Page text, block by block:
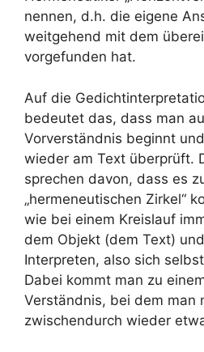
nennen, d.h. die eigene
weitgehend mit dem
vorgefunden hat.
Auf die
bedeutet das, dass man
Vorverständnis beginnt
wieder am Text überprüft.
sprechen davon, dass es
„hermeneutischen Zirkel“
wie bei einem Kreislauf
dem Objekt (dem Text)
Interpreten, also sich
Dabei kommt man zu
Verständnis, bei dem man
zwischendurch wieder